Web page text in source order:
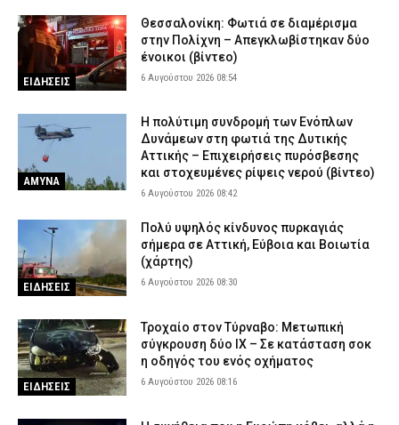
ΕΙΔΗΣΕΙΣ
Θεσσαλονίκη: Φωτιά σε διαμέρισμα
στην Πολίχνη – Απεγκλωβίστηκαν δύο
ένοικοι (βίντεο)
6 Αυγούστου 2026 08:54
ΑΜΥΝΑ
H πολύτιμη συνδρομή των Ενόπλων
Δυνάμεων στη φωτιά της Δυτικής
Αττικής – Επιχειρήσεις πυρόσβεσης
και στοχευμένες ρίψεις νερού (βίντεο)
6 Αυγούστου 2026 08:42
ΕΙΔΗΣΕΙΣ
Πολύ υψηλός κίνδυνος πυρκαγιάς
σήμερα σε Αττική, Εύβοια και Βοιωτία
(χάρτης)
6 Αυγούστου 2026 08:30
ΕΙΔΗΣΕΙΣ
Τροχαίο στον Τύρναβο: Μετωπική
σύγκρουση δύο ΙΧ – Σε κατάσταση σοκ
η οδηγός του ενός οχήματος
6 Αυγούστου 2026 08:16